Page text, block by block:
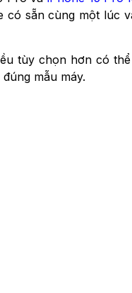
sẵn cùng một lúc
tùy chọn hơn có
mẫu máy.